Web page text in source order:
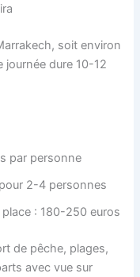
soit environ
journée dure 10-12
par personne
2-4 personnes
: 180-250 euros
de pêche, plages,
avec vue sur